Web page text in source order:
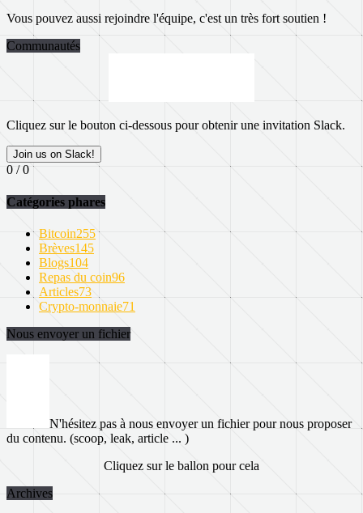
Vous pouvez aussi rejoindre l'équipe, c'est un très fort soutien !
Communautés
Cliquez sur le bouton ci-dessous pour obtenir une invitation Slack.
Join us on Slack!
0 / 0
Catégories phares
Bitcoin255
Brèves145
Blogs104
Repas du coin96
Articles73
Crypto-monnaie71
Nous envoyer un fichier
N'hésitez pas à nous envoyer un fichier pour nous proposer
du contenu. (scoop, leak, article ... )
Cliquez sur le ballon pour cela
Archives